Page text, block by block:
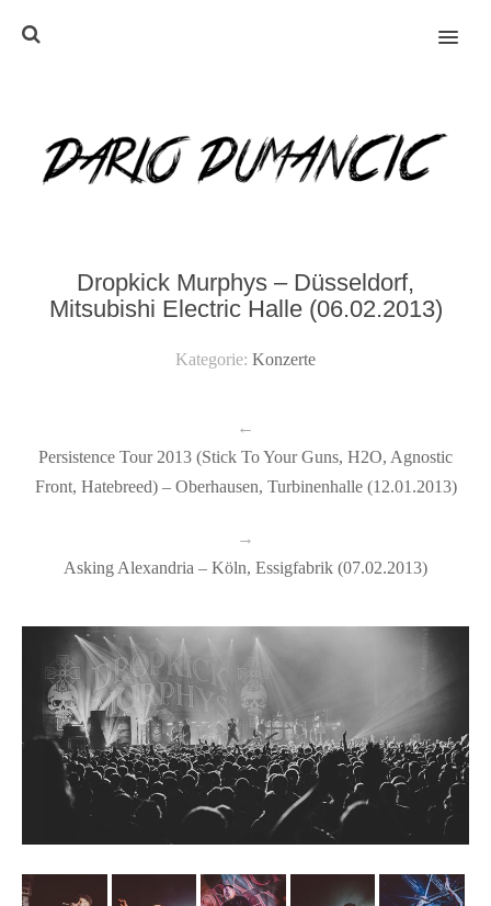
MENU
Dropkick Murphys – Düsseldorf,
Mitsubishi Electric Halle (06.02.2013)
Kategorie: Konzerte
←
Persistence Tour 2013 (Stick To Your Guns, H2O, Agnostic
Front, Hatebreed) – Oberhausen, Turbinenhalle (12.01.2013)
→
Asking Alexandria – Köln, Essigfabrik (07.02.2013)